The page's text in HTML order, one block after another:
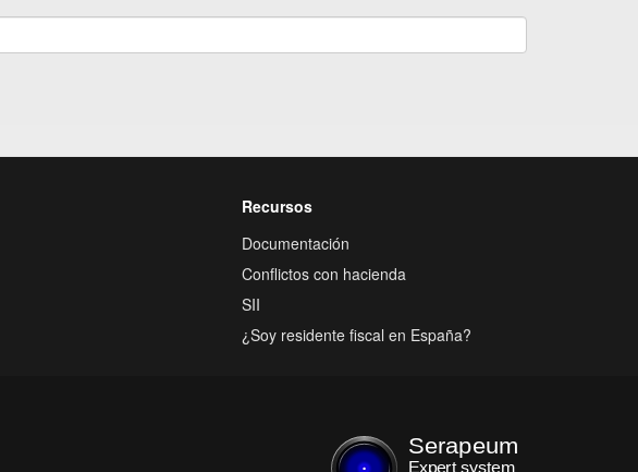
Recursos
Documentación
Conflictos con hacienda
SII
¿Soy residente fiscal en España?